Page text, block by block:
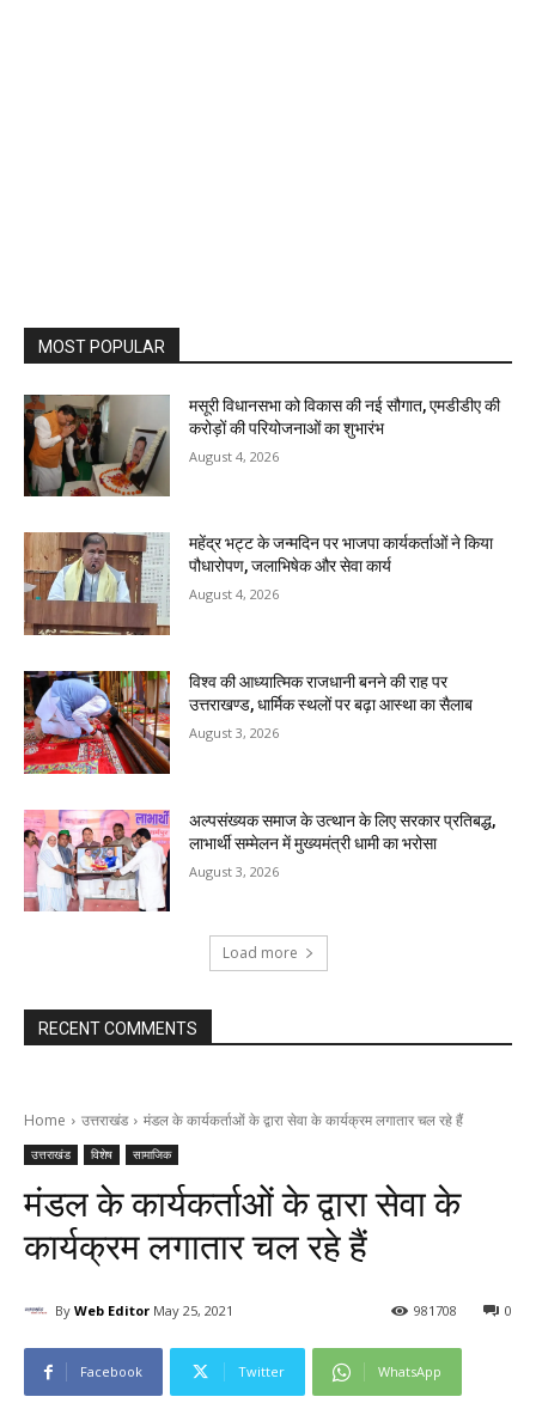
MOST POPULAR
मसूरी विधानसभा को विकास की नई सौगात, एमडीडीए की
करोड़ों की परियोजनाओं का शुभारंभ
August 4, 2026
महेंद्र भट्ट के जन्मदिन पर भाजपा कार्यकर्ताओं ने किया
पौधारोपण, जलाभिषेक और सेवा कार्य
August 4, 2026
विश्व की आध्यात्मिक राजधानी बनने की राह पर
उत्तराखण्ड, धार्मिक स्थलों पर बढ़ा आस्था का सैलाब
August 3, 2026
अल्पसंख्यक समाज के उत्थान के लिए सरकार प्रतिबद्ध,
लाभार्थी सम्मेलन में मुख्यमंत्री धामी का भरोसा
August 3, 2026
Load more
RECENT COMMENTS